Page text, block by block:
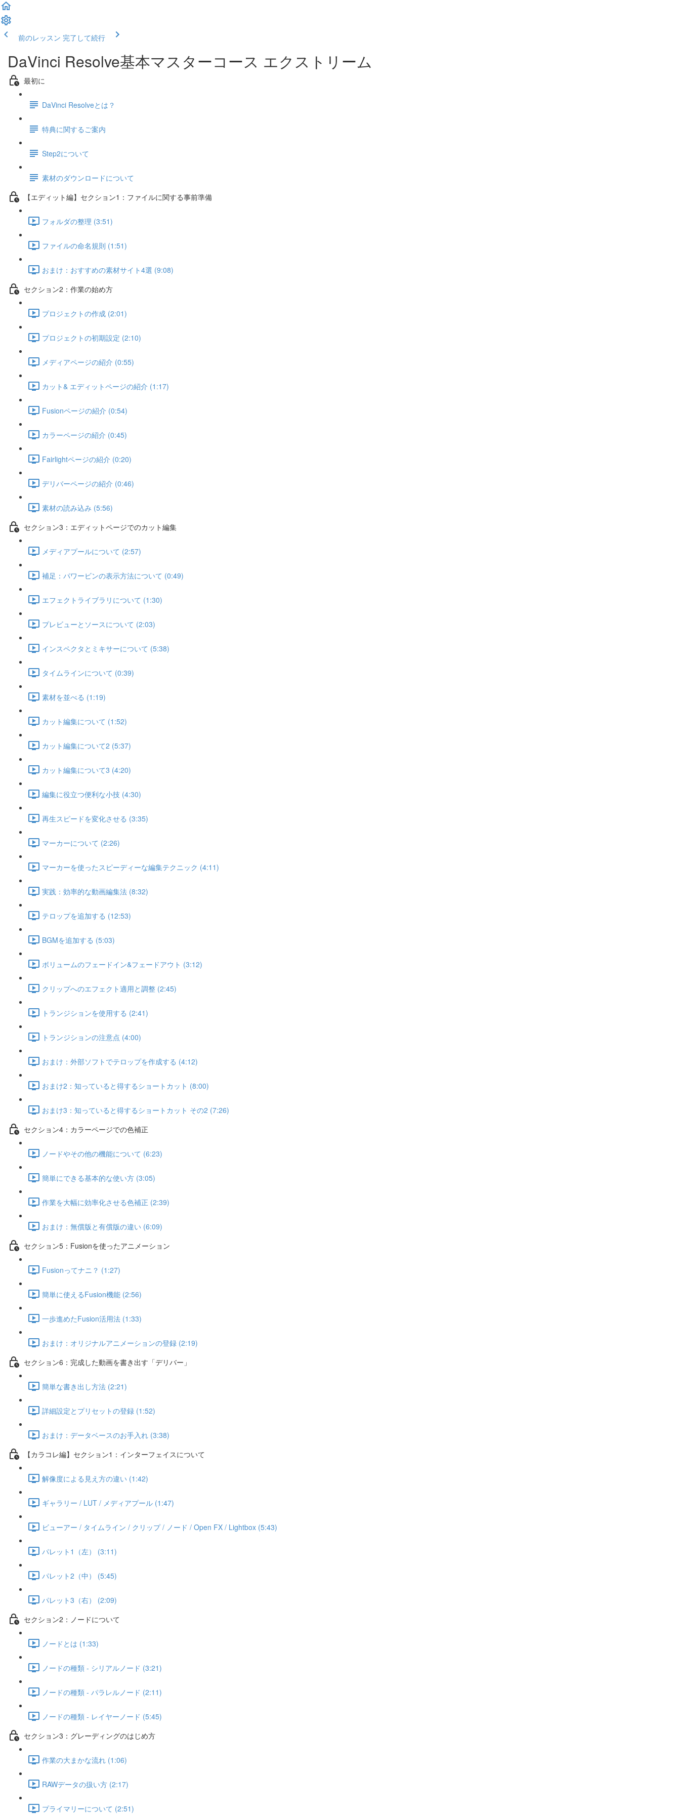
前のレッスン 完了して続行
DaVinci Resolve基本マスターコース エクストリーム
最初に
DaVinci Resolveとは？
特典に関するご案内
Step2について
素材のダウンロードについて
【エディット編】セクション1：ファイルに関する事前準備
フォルダの整理 (3:51)
ファイルの命名規則 (1:51)
おまけ：おすすめの素材サイト4選 (9:08)
セクション2：作業の始め方
プロジェクトの作成 (2:01)
プロジェクトの初期設定 (2:10)
メディアページの紹介 (0:55)
カット& エディットページの紹介 (1:17)
Fusionページの紹介 (0:54)
カラーページの紹介 (0:45)
Fairlightページの紹介 (0:20)
デリバーページの紹介 (0:46)
素材の読み込み (5:56)
セクション3：エディットページでのカット編集
メディアプールについて (2:57)
補足：パワービンの表示方法について (0:49)
エフェクトライブラリについて (1:30)
プレビューとソースについて (2:03)
インスペクタとミキサーについて (5:38)
タイムラインについて (0:39)
素材を並べる (1:19)
カット編集について (1:52)
カット編集について2 (5:37)
カット編集について3 (4:20)
編集に役立つ便利な小技 (4:30)
再生スピードを変化させる (3:35)
マーカーについて (2:26)
マーカーを使ったスピーディーな編集テクニック (4:11)
実践：効率的な動画編集法 (8:32)
テロップを追加する (12:53)
BGMを追加する (5:03)
ボリュームのフェードイン&フェードアウト (3:12)
クリップへのエフェクト適用と調整 (2:45)
トランジションを使用する (2:41)
トランジションの注意点 (4:00)
おまけ：外部ソフトでテロップを作成する (4:12)
おまけ2：知っていると得するショートカット (8:00)
おまけ3：知っていると得するショートカット その2 (7:26)
セクション4：カラーページでの色補正
ノードやその他の機能について (6:23)
簡単にできる基本的な使い方 (3:05)
作業を大幅に効率化させる色補正 (2:39)
おまけ：無償版と有償版の違い (6:09)
セクション5：Fusionを使ったアニメーション
Fusionってナニ？ (1:27)
簡単に使えるFusion機能 (2:56)
一歩進めたFusion活用法 (1:33)
おまけ：オリジナルアニメーションの登録 (2:19)
セクション6：完成した動画を書き出す「デリバー」
簡単な書き出し方法 (2:21)
詳細設定とプリセットの登録 (1:52)
おまけ：データベースのお手入れ (3:38)
【カラコレ編】セクション1：インターフェイスについて
解像度による見え方の違い (1:42)
ギャラリー / LUT / メディアプール (1:47)
ビューアー / タイムライン / クリップ / ノード / Open FX / Lightbox (5:43)
パレット1（左） (3:11)
パレット2（中） (5:45)
パレット3（右） (2:09)
セクション2：ノードについて
ノードとは (1:33)
ノードの種類 - シリアルノード (3:21)
ノードの種類 - パラレルノード (2:11)
ノードの種類 - レイヤーノード (5:45)
セクション3：グレーディングのはじめ方
作業の大まかな流れ (1:06)
RAWデータの扱い方 (2:17)
プライマリーについて (2:51)